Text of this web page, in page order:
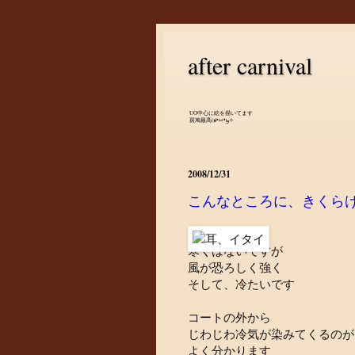
after carnival
UO中心に絵を描いてます
斑鳩最高(๑•̀ㅂ•́)و✧
2008/12/31
こんなところに、きくら
寒くはないですが
風が恐ろしく強く
そして、冷たいです
コートの外から
じわじわ冷気が染みてくるのが
よく分かります